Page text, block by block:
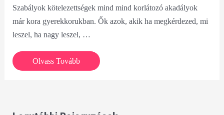
Szabályok kötelezettségek mind mind korlátozó akadályok
már kora gyerekkorukban. Ők azok, akik ha megkérdezed, mi
leszel, ha nagy leszel, …
KONKRÉT
Olvass Tovább